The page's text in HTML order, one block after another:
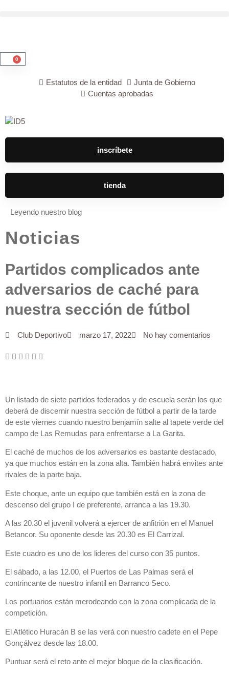
0
Estatutos de la entidad
Junta de Gobierno
Cuentas aprobadas
inscríbete
tienda
Leyendo nuestro blog
Noticias
Partidos complicados ante
adversarios de caché para
nuestra sección de fútbol
Club Deportivo marzo 17, 2022 No hay comentarios
Un listado de siete partidos federados y de escuela serán los que
deberá de discernir nuestra sección de fútbol a partir de la tarde
de este viernes cuando nuestro benjamín salte al tapete verde del
campo de Las Remudas para enfrentarse a La Garita.
El caché de muchos de los adversarios es bastante destacado,
ya que muchos están en la zona alta. También habrá envites ante
rivales de la parte baja.
Este choque, ante un equipo que también está en la zona de
descenso del grupo I de preferente, arranca a las 19.30.
A las 20.30 el juvenil volverá a ejercer de anfitrión en el Manuel
Betancor. Su oponente desde las 20.30 es El Carrizal.
Este cuadro es uno de los lideres del curso con 35 puntos.
El sábado, a las 12.00, el Puertos de Las Palmas será el
contrincante de nuestro infantil en Barranco Seco.
Los portuarios están merodeando con la zona complicada de la
competición.
El Atlético Huracán B se las verá con nuestro cadete en el Pepe
Gonçálvez desde las 18.00.
Puntuar será el reto ante el mejor bloque de la clasificación.